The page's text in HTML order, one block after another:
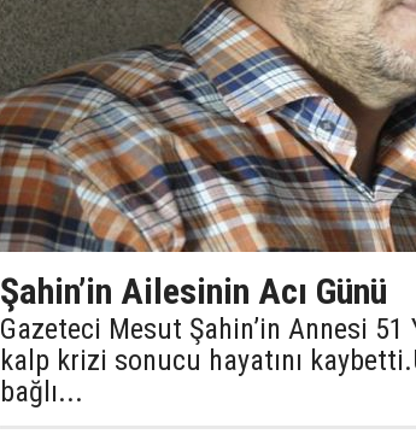
Şahin’in Ailesinin Acı Günü
Gazeteci Mesut Şahin’in Annesi
kalp krizi sonucu hayatını
bağlı...